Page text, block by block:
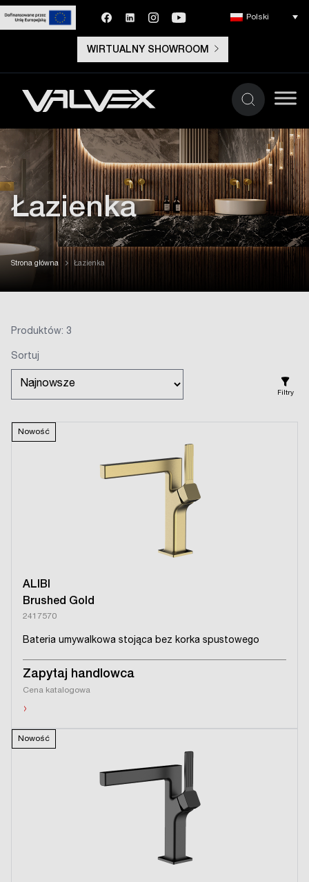
WIRTUALNY SHOWROOM
Polski
Łazienka
Strona główna Łazienka
Produktów: 3
Sortuj
Filtry
Nowość
ALIBI
Brushed Gold
2417570
Bateria umywalkowa stojąca bez korka spustowego
Zapytaj handlowca
Cena katalogowa
›
Nowość